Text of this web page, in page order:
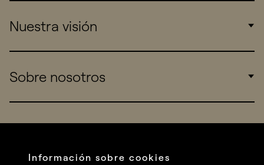
Consumers
Startups
Nuestra visión
Work
Sobre nosotros
TalentInformación sobre cookies